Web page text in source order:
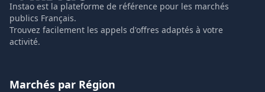
Instao est la plateforme de référence pour les marchés
publics Français.
Trouvez facilement les appels d'offres adaptés à votre
activité.
Marchés par Région